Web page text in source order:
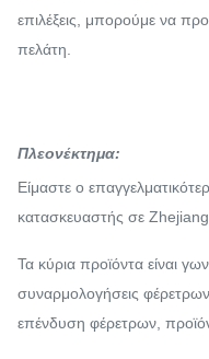
επιλέξεις, μπορούμε να
πελάτη.
Πλεονέκτημα:
Είμαστε ο
κατασκευαστής σε
Τα κύρια προϊόντα είναι
συναρμολογήσεις
επένδυση φέρετρων,